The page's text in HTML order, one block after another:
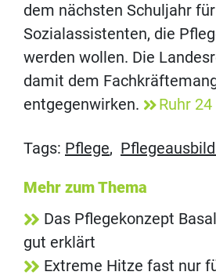
dem nächsten Schuljahr für
Sozialassistenten, die
werden wollen. Die
damit dem
entgegenwirken.
Ruhr 24
Tags: Pflege,
Mehr zum Thema
Das Pflegekonzept
gut erklärt
Extreme Hitze fast nur